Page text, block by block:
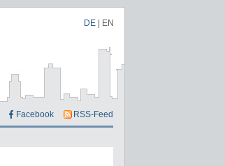
DE EN
Facebook RSS-Feed